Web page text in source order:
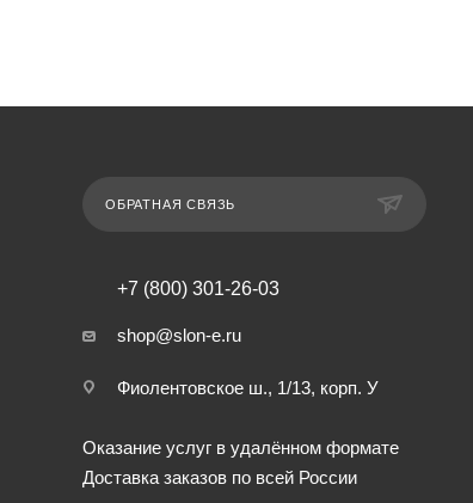
ОБРАТНАЯ СВЯЗЬ
+7 (800) 301-26-03
shop@slon-e.ru
Фиолентовское ш., 1/13, корп. У
Оказание услуг в удалённом формате
Доставка заказов по всей России